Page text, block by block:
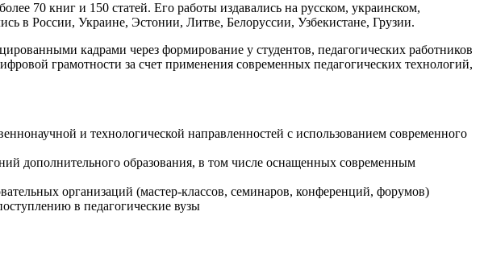
70 книг и 150 статей. Его работы издавались на русском, украинском,
в России, Украине, Эстонии, Литве, Белоруссии, Узбекистане, Грузии.
кадрами через формирование у студентов, педагогических работников
грамотности за счет применения современных педагогических технологий,
и технологической направленностей с использованием современного
дополнительного образования, в том числе оснащенных современным
организаций (мастер-классов, семинаров, конференций, форумов)
в педагогические вузы